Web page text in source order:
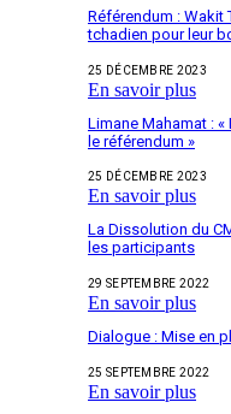
Référendum : Wakit
tchadien pour leur
25 DÉCEMBRE 2023
En savoir plus
Limane Mahamat : «
le référendum »
25 DÉCEMBRE 2023
En savoir plus
La Dissolution du
les participants
29 SEPTEMBRE 2022
En savoir plus
Dialogue : Mise en
25 SEPTEMBRE 2022
En savoir plus